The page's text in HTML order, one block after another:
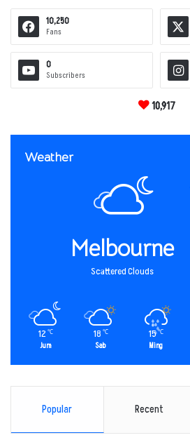
10,250
Fans
0
Subscribers
10,917
Weather
Melbourne
Scattered Clouds
12 ℃
Jum
18 ℃
Sab
15℃
Ming
Popular Recent